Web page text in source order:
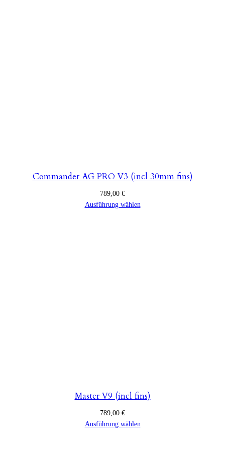
Commander AG PRO V3 (incl 30mm fins)
789,00 €
Ausführung wählen
Master V9 (incl fins)
789,00 €
Ausführung wählen